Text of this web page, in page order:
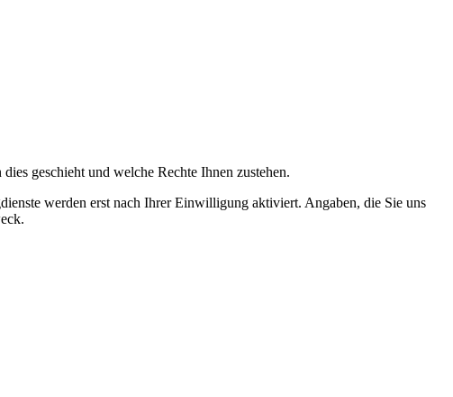
geschieht und welche Rechte Ihnen zustehen.
werden erst nach Ihrer Einwilligung aktiviert. Angaben, die Sie uns